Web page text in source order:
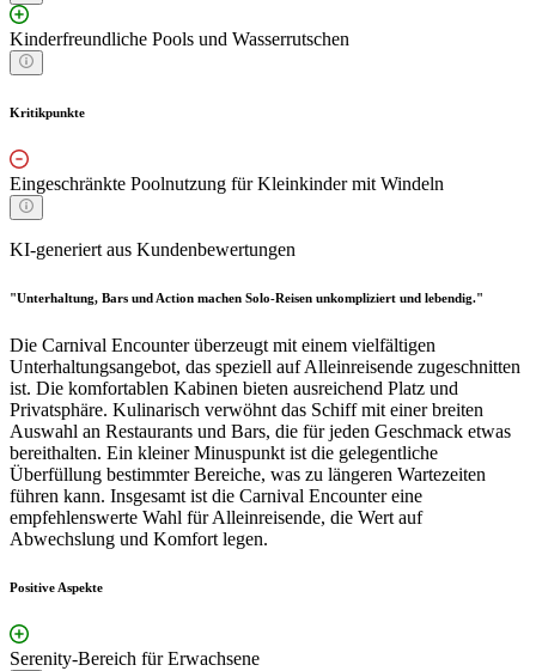
Kinderfreundliche Pools und Wasserrutschen
Kritikpunkte
Eingeschränkte Poolnutzung für Kleinkinder mit Windeln
KI-generiert aus Kundenbewertungen
"Unterhaltung, Bars und Action machen Solo-Reisen unkompliziert und lebendig."
Die Carnival Encounter überzeugt mit einem vielfältigen
Unterhaltungsangebot, das speziell auf Alleinreisende zugeschnitten
ist. Die komfortablen Kabinen bieten ausreichend Platz und
Privatsphäre. Kulinarisch verwöhnt das Schiff mit einer breiten
Auswahl an Restaurants und Bars, die für jeden Geschmack etwas
bereithalten. Ein kleiner Minuspunkt ist die gelegentliche
Überfüllung bestimmter Bereiche, was zu längeren Wartezeiten
führen kann. Insgesamt ist die Carnival Encounter eine
empfehlenswerte Wahl für Alleinreisende, die Wert auf
Abwechslung und Komfort legen.
Positive Aspekte
Serenity-Bereich für Erwachsene